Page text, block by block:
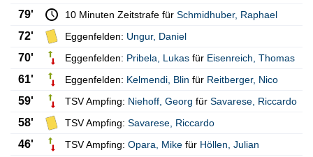
79' 10 Minuten Zeitstrafe für Schmidhuber, Raphael
72' Eggenfelden: Ungur, Daniel
70' Eggenfelden: Pribela Lukas für Eisenreich Thomas
61' Eggenfelden: Kelmendi Blin für Reitberger, Nico
59' TSV Ampfing: Niehoff Georg für Savarese Riccardo
58' TSV Ampfing: Savarese Riccardo
46' TSV Ampfing: Opara Mike für Höllen Julian